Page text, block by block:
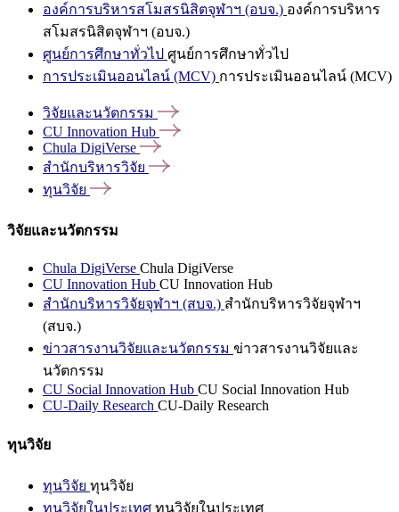
องค์การบริหารสโมสรนิสิตจุฬาฯ (อบจ.) องค์การบริหาร
สโมสรนิสิตจุฬาฯ (อบจ.)
ศูนย์การศึกษาทั่วไป ศูนย์การศึกษาทั่วไป
การประเมินออนไลน์ (MCV) การประเมินออนไลน์ (MCV)
วิจัยและนวัตกรรม
CU Innovation Hub
Chula DigiVerse
สำนักบริหารวิจัย
ทุนวิจัย
วิจัยและนวัตกรรม
Chula DigiVerse Chula DigiVerse
CU Innovation Hub CU Innovation Hub
สำนักบริหารวิจัยจุฬาฯ (สบจ.) สำนักบริหารวิจัยจุฬาฯ
(สบจ.)
ข่าวสารงานวิจัยและนวัตกรรม ข่าวสารงานวิจัยและ
นวัตกรรม
CU Social Innovation Hub CU Social Innovation Hub
CU-Daily Research CU-Daily Research
ทุนวิจัย
ทุนวิจัย ทุนวิจัย
ทุนวิจัยในประเทศ ทุนวิจัยในประเทศ